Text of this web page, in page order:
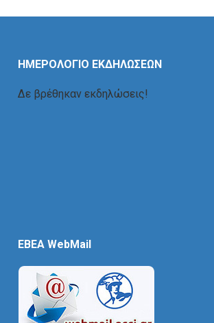
ΗΜΕΡΟΛΟΓΙΟ ΕΚΔΗΛΩΣΕΩΝ
Δε βρέθηκαν εκδηλώσεις!
EBEA WebMail